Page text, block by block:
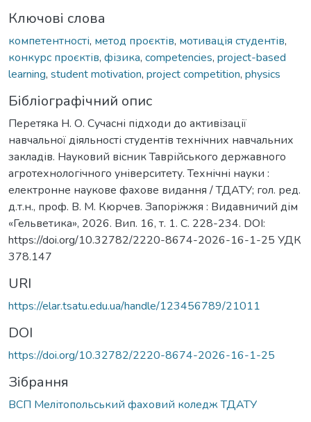
Ключові слова
компетентності, метод проєктів, мотивація студентів,
конкурс проєктів, фізика, competencies, project-based
learning, student motivation, project competition, physics
Бібліографічний опис
Перетяка Н. О. Сучасні підходи до активізації
навчальної діяльності студентів технічних навчальних
закладів. Науковий вісник Таврійського державного
агротехнологічного університету. Технічні науки :
електронне наукове фахове видання / ТДАТУ; гол. ред.
д.т.н., проф. В. М. Кюрчев. Запоріжжя : Видавничий дім
«Гельветика», 2026. Вип. 16, т. 1. С. 228-234. DOI:
https://doi.org/10.32782/2220-8674-2026-16-1-25 УДК
378.147
URI
https://elar.tsatu.edu.ua/handle/123456789/21011
DOI
https://doi.org/10.32782/2220-8674-2026-16-1-25
Зібрання
ВСП Мелітопольський фаховий коледж ТДАТУ